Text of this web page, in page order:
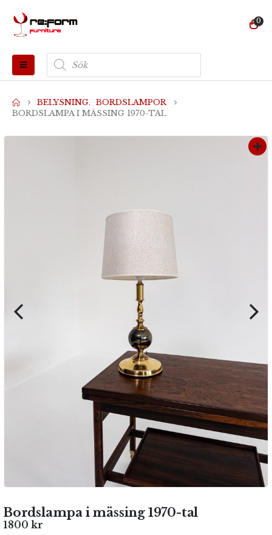
0
Produktsökning
BELYSNING, BORDSLAMPOR
BORDSLAMPA I MÄSSING 1970-TAL
Bordslampa i mässing 1970-tal
1800 kr